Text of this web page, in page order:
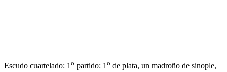
Escudo cuartelado: 1 o partido: 1 o de plata, un madroño de sinople,